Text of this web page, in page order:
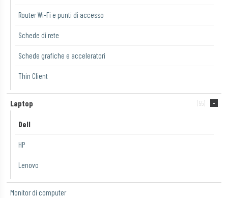
Router Wi-Fi e punti di accesso
Schede di rete
Schede grafiche e acceleratori
Thin Client
Laptop (55)
Dell
HP
Lenovo
Monitor di computer